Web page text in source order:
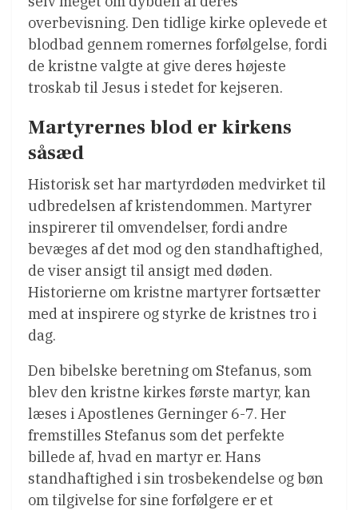
overbevisning. Den tidlige kirke oplevede et
blodbad gennem romernes forfølgelse, fordi
de kristne valgte at give deres højeste
troskab til Jesus i stedet for kejseren.
Martyrernes blod er kirkens
såsæd
Historisk set har martyrdøden medvirket til
udbredelsen af kristendommen. Martyrer
inspirerer til omvendelser, fordi andre
bevæges af det mod og den standhaftighed,
de viser ansigt til ansigt med døden.
Historierne om kristne martyrer fortsætter
med at inspirere og styrke de kristnes tro i
dag.
Den bibelske beretning om Stefanus, som
blev den kristne kirkes første martyr, kan
læses i Apostlenes Gerninger 6-7. Her
fremstilles Stefanus som det perfekte
billede af, hvad en martyr er. Hans
standhaftighed i sin trosbekendelse og bøn
om tilgivelse for sine forfølgere er et